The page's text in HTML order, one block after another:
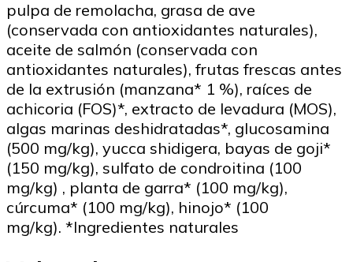
pulpa de remolacha, grasa de ave
(conservada con antioxidantes naturales),
aceite de salmón (conservada con
antioxidantes naturales), frutas frescas antes
de la extrusión (manzana* 1 %), raíces de
achicoria (FOS)*, extracto de levadura (MOS),
algas marinas deshidratadas*, glucosamina
(500 mg/kg), yucca shidigera, bayas de goji*
(150 mg/kg), sulfato de condroitina (100
mg/kg) , planta de garra* (100 mg/kg),
cúrcuma* (100 mg/kg), hinojo* (100
mg/kg). *Ingredientes naturales